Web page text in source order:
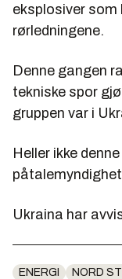
eksplosiver som
rørledningene.
Denne gangen
tekniske spor
gruppen var i
Heller ikke
Ukraina har
ENERGI NORD